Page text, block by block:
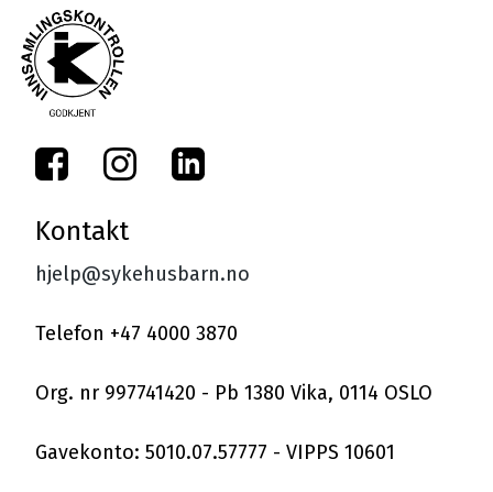
Kontakt
hjelp@sykehusbarn.no
Telefon +47 4000 3870
Org. nr 997741420 - Pb 1380 Vika, 0114 OSLO